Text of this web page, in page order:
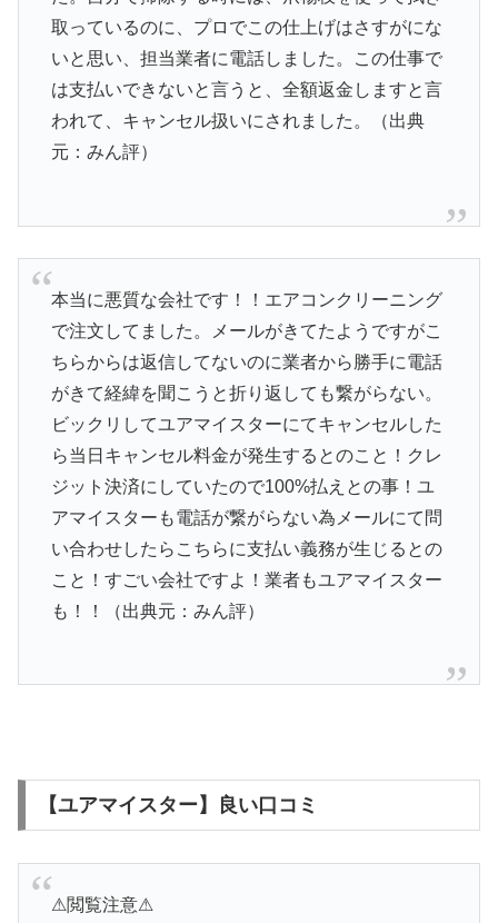
取っているのに、プロでこの仕上げはさすがにな
いと思い、担当業者に電話しました。この仕事で
は支払いできないと言うと、全額返金しますと言
われて、キャンセル扱いにされました。（出典
元：みん評）
本当に悪質な会社です！！エアコンクリーニング
で注文してました。メールがきてたようですがこ
ちらからは返信してないのに業者から勝手に電話
がきて経緯を聞こうと折り返しても繋がらない。
ビックリしてユアマイスターにてキャンセルした
ら当日キャンセル料金が発生するとのこと！クレ
ジット決済にしていたので100%払えとの事！ユ
アマイスターも電話が繋がらない為メールにて問
い合わせしたらこちらに支払い義務が生じるとの
こと！すごい会社ですよ！業者もユアマイスター
も！！（出典元：みん評）
【ユアマイスター】良い口コミ
⚠閲覧注意⚠